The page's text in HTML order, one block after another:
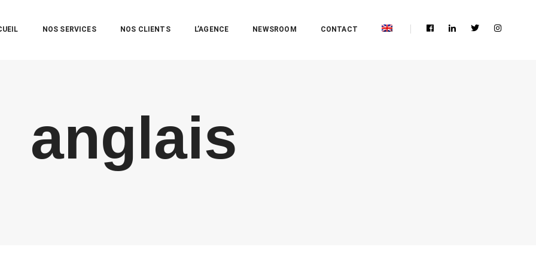
NOS SERVICES NOS CLIENTS L’AGENCE NEWSROOM CONTACT
anglais